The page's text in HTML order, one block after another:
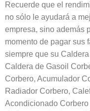
Recuerde que el
no sólo le ayudará a
empresa, sino además
momento de pagar sus
siempre que su
Caldera de Gasoil
Corbero, Acumulador
Radiador Corbero,
Acondicionado